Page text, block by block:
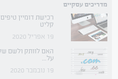
מדריכים עסקיים
רכישת דומיין
קליט
19 אפריל 2020
האם לוותק ולשם
על...
19 נובמבר 2020